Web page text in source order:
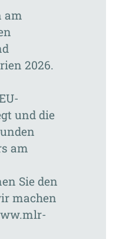
am
2026.
und die
am
Sie den
machen